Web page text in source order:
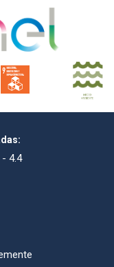
4.4